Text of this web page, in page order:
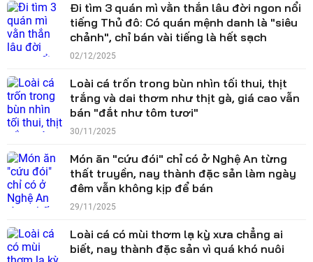
Đi tìm 3 quán mì vằn thắn lâu đời ngon nổi
tiếng Thủ đô: Có quán mệnh danh là "siêu
chảnh", chỉ bán vài tiếng là hết sạch
02/12/2025
Loài cá trốn trong bùn nhìn tối thui, thịt
trắng và dai thơm như thịt gà, giá cao vẫn
bán "đắt như tôm tươi"
30/11/2025
Món ăn "cứu đói" chỉ có ở Nghệ An từng
thất truyền, nay thành đặc sản làm ngày
đêm vẫn không kịp để bán
29/11/2025
Loài cá có mùi thơm lạ kỳ xưa chẳng ai
biết, nay thành đặc sản vì quá khó nuôi